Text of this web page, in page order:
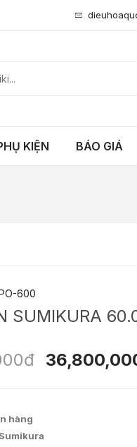
KIỆN BÁO GIÁ
600
SUMIKURA
hàng
Sumikura